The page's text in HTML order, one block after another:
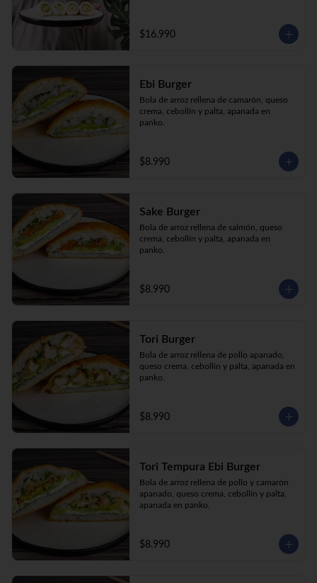
**Imagen Referencial**
en palta.
Gyosas a elección  (5u)  + 2 bebidas
**Imagen Referencial**
$16.990
Ebi Burger
Bola de arroz rellena de camarón, queso
crema, cebollín y palta, apanada en
panko.
$8.990
Sake Burger
Bola de arroz rellena de salmón, queso
crema, cebollín y palta, apanada en
panko.
$8.990
Tori Burger
Bola de arroz rellena de pollo apanado,
queso crema, cebollín y palta, apanada en
panko.
$8.990
Tori Tempura Ebi Burger
Bola de arroz rellena de pollo y camarón
apanado, queso crema, cebollín y palta,
apanada en panko.
$8.990